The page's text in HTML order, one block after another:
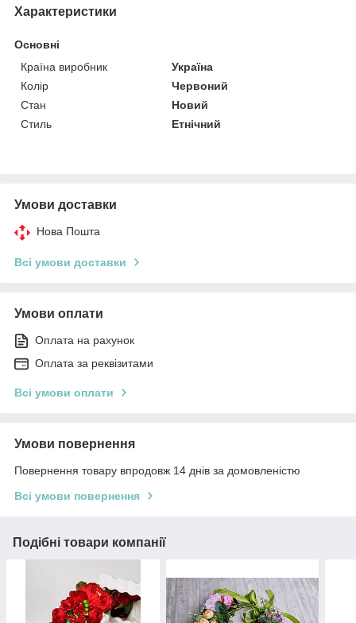
Характеристики
Основні
Країна виробник
Україна
Колір
Червоний
Стан
Новий
Стиль
Етнічний
Умови доставки
Нова Пошта
Всі умови доставки
Умови оплати
Оплата на рахунок
Оплата за реквізитами
Всі умови оплати
Умови повернення
Повернення товару впродовж 14 днів за домовленістю
Всі умови повернення
Подібні товари компанії